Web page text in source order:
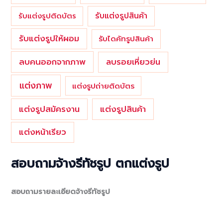
รับแต่งรูปติดบัตร รับแต่งรูปสินค้า
รับแต่งรูปให้ผอม รับไดคัทรูปสินค้า
ลบคนออกจากภาพ ลบรอยเหี่ยวย่น
แต่งภาพ แต่งรูปถ่ายติดบัตร
แต่งรูปสมัครงาน
แต่งรูปสินค้า
แต่งหน้าเรียว
สอบถามจ้างรีทัชรูป ตกแต่งรูป
สอบถามรายละเอียดจ้างรีทัชรูป